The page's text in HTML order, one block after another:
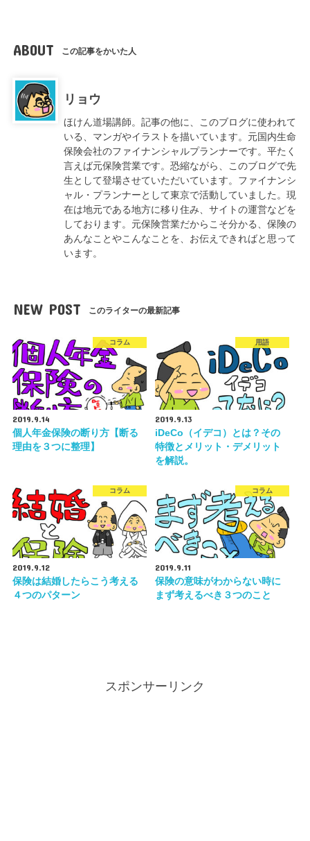
ABOUT この記事をかいた人
リョウ
ほけん道場講師。記事の他に、このブログに使われて
いる、マンガやイラストを描いています。元国内生命
保険会社のファイナンシャルプランナーです。平たく
言えば元保険営業です。恐縮ながら、このブログで先
生として登場させていただいています。ファイナンシ
ャル・プランナーとして東京で活動していました。現
在は地元である地方に移り住み、サイトの運営などを
しております。元保険営業だからこそ分かる、保険の
あんなことやこんなことを、お伝えできればと思って
います。
NEW POST このライターの最新記事
コラム
2019.9.14
個人年金保険の断り方【断る
理由を３つに整理】
用語
2019.9.13
iDeCo（イデコ）とは？その
特徴とメリット・デメリット
を解説。
コラム
2019.9.12
保険は結婚したらこう考える
４つのパターン
コラム
2019.9.11
保険の意味がわからない時に
まず考えるべき３つのこと
スポンサーリンク